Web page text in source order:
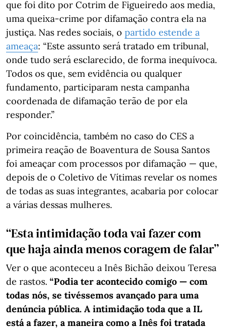
que foi dito por Cotrim de Figueiredo aos media,
uma queixa-crime por difamação contra ela na
justiça. Nas redes sociais, o partido estende a
ameaça: “Este assunto será tratado em tribunal,
onde tudo será esclarecido, de forma inequívoca.
Todos os que, sem evidência ou qualquer
fundamento, participaram nesta campanha
coordenada de difamação terão de por ela
responder.”
Por coincidência, também no caso do CES a
primeira reação de Boaventura de Sousa Santos
foi ameaçar com processos por difamação — que,
depois de o Coletivo de Vítimas revelar os nomes
de todas as suas integrantes, acabaria por colocar
a várias dessas mulheres.
“Esta intimidação toda vai fazer com
que haja ainda menos coragem de falar”
Ver o que aconteceu a Inês Bichão deixou Teresa
de rastos. “Podia ter acontecido comigo — com
todas nós, se tivéssemos avançado para uma
denúncia pública. A intimidação toda que a IL
está a fazer, a maneira como a Inês foi tratada